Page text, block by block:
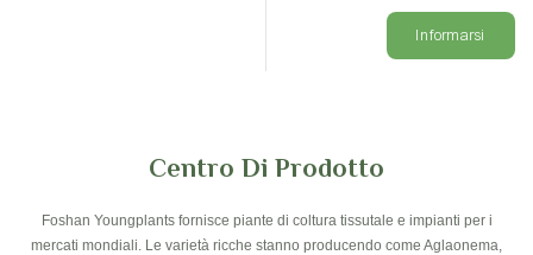
Informarsi
Centro Di Prodotto
Foshan Youngplants fornisce piante di coltura tissutale e impianti per i
mercati mondiali. Le varietà ricche stanno producendo come Aglaonema,